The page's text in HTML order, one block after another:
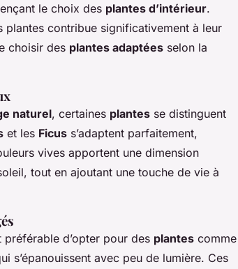
le choix des plantes d’intérieur.
plantes contribue significativement à leur
choisir des plantes adaptées selon la
naturel, certaines plantes se distinguent
et les Ficus s’adaptent parfaitement,
vives apportent une dimension
tout en ajoutant une touche de vie à
préférable d’opter pour des plantes comme
s’épanouissent avec peu de lumière. Ces